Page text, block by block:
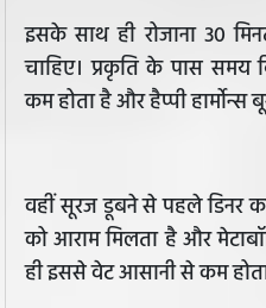
इसके साथ ही रोजाना 30
चाहिए। प्रकृति के पास समय
कम होता है और हैप्पी हार्मोन्स
वहीं सूरज डूबने से पहले डिनर
को आराम मिलता है और
ही इससे वेट आसानी से कम